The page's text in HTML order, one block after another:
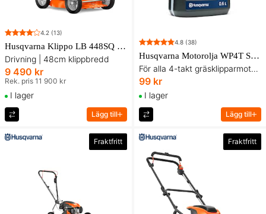
4.2 (13)
Husqvarna Klippo LB 448SQ Gräsklippare
Drivning | 48cm klippbredd
9 490 kr
Rek. pris 11 900 kr
I lager
Lägg till
4.8 (38)
Husqvarna Motorolja WP4T SAE30
För alla 4-takt gräsklipparmotorer
99 kr
I lager
Lägg till
Fraktfritt Fraktfritt